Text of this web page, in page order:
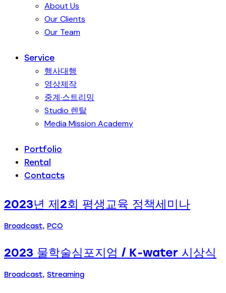
About Us
Our Clients
Our Team
Service
행사대행
영상제작
중계·스트리밍
Studio 렌탈
Media Mission Academy
Portfolio
Rental
Contacts
2023년 제2회 평생교육 정책세미나
Broadcast, PCO
2023 물학술심포지엄 / K-water 시상식
Broadcast, Streaming